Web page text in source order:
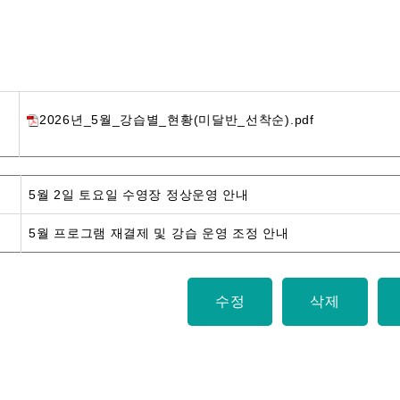
2026년_5월_강습별_현황(미달반_선착순).pdf
5월 2일 토요일 수영장 정상운영 안내
5월 프로그램 재결제 및 강습 운영 조정 안내
수정 삭제